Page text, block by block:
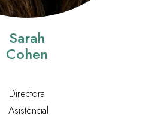
Sarah
Cohen
Directora
Asistencial